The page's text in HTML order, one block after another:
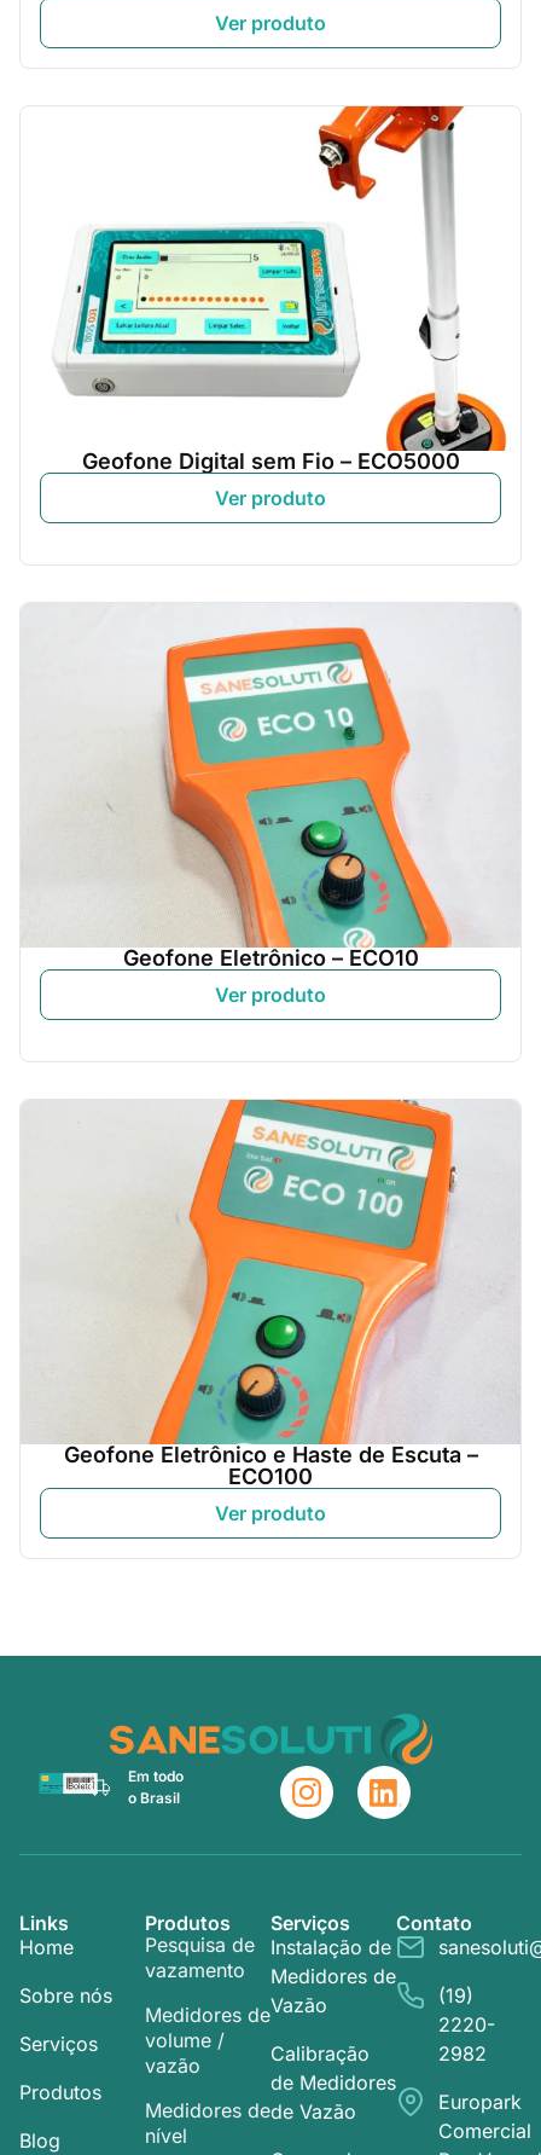
Ver produto
Geofone Digital sem Fio – ECO5000
Ver produto
Geofone Eletrônico – ECO10
Ver produto
Geofone Eletrônico e Haste de Escuta –
ECO100
Ver produto
Em todo
o Brasil
Links
Home
Sobre nós
Serviços
Produtos
Blog
Produtos
Pesquisa de
vazamento
Medidores de
volume /
vazão
Medidores de
nível
Serviços
Instalação de
Medidores de
Vazão
Calibração
de Medidores
de Vazão
Contato
(19)
2220-
2982
Europark
Comercial